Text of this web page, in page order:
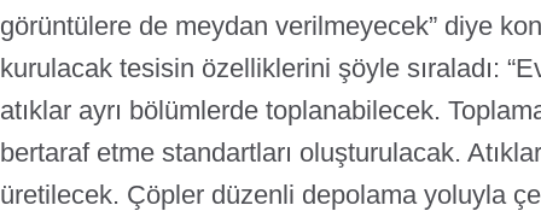
görüntülere de meydan verilmeyecek” diye
kurulacak tesisin özelliklerini şöyle sıraladı:
atıklar ayrı bölümlerde toplanabilecek.
bertaraf etme standartları oluşturulacak.
üretilecek. Çöpler düzenli depolama yoluyla